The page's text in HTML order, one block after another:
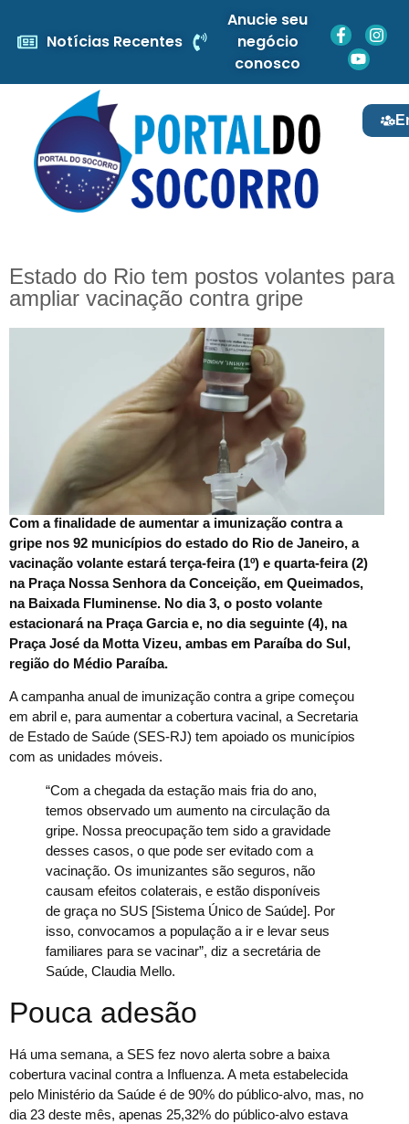
Notícias Recentes
Anucie seu
negócio
conosco
Estado do Rio tem postos volantes para
ampliar vacinação contra gripe
Com a finalidade de aumentar a imunização contra a
gripe nos 92 municípios do estado do Rio de Janeiro, a
vacinação volante estará terça-feira (1º) e quarta-feira (2)
na Praça Nossa Senhora da Conceição, em Queimados,
na Baixada Fluminense. No dia 3, o posto volante
estacionará na Praça Garcia e, no dia seguinte (4), na
Praça José da Motta Vizeu, ambas em Paraíba do Sul,
região do Médio Paraíba.
A campanha anual de imunização contra a gripe começou
em abril e, para aumentar a cobertura vacinal, a Secretaria
de Estado de Saúde (SES-RJ) tem apoiado os municípios
com as unidades móveis.
“Com a chegada da estação mais fria do ano,
temos observado um aumento na circulação da
gripe. Nossa preocupação tem sido a gravidade
desses casos, o que pode ser evitado com a
vacinação. Os imunizantes são seguros, não
causam efeitos colaterais, e estão disponíveis
de graça no SUS [Sistema Único de Saúde]. Por
isso, convocamos a população a ir e levar seus
familiares para se vacinar”, diz a secretária de
Saúde, Claudia Mello.
Pouca adesão
Há uma semana, a SES fez novo alerta sobre a baixa
cobertura vacinal contra a Influenza. A meta estabelecida
pelo Ministério da Saúde é de 90% do público-alvo, mas, no
dia 23 deste mês, apenas 25,32% do público-alvo estava